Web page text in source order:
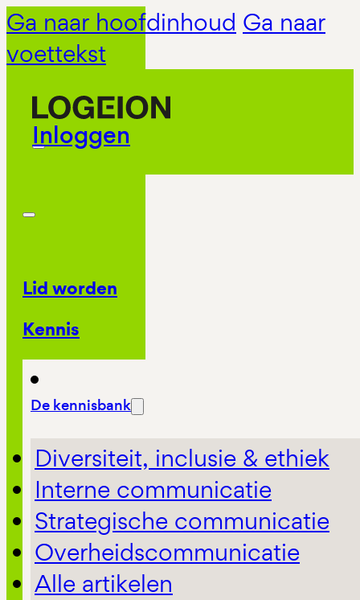
Ga naar hoofdinhoud Ga naar
voettekst
Inloggen
Lid worden
Kennis
De kennisbank
Diversiteit, inclusie & ethiek
Interne communicatie
Strategische communicatie
Overheidscommunicatie
Alle artikelen